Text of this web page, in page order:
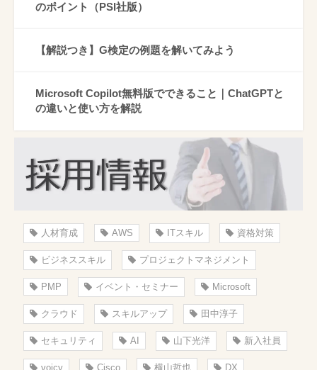
のポイント（PSI社版）
【解説つき】G検定の例題を解いてみよう
Microsoft Copilot無料版でできること｜ChatGPTと
の違いと使い方を解説
人材育成 AWS ITスキル 資格対策
ビジネススキル プロジェクトマネジメント
PMP イベント・セミナー Microsoft
クラウド スキルアップ 田中淳子
セキュリティ AI 山下光洋 新入社員
voicy Cisco 横山哲也 DX